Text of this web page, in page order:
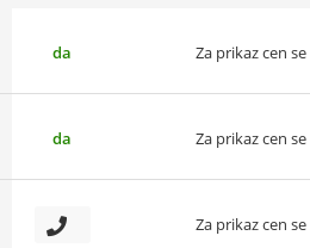
da Za prikaz cen se
da Za prikaz cen se
Za prikaz cen se